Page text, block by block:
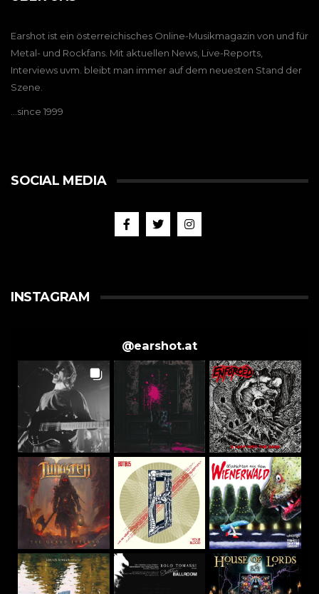
Earshot ist ein österreichisches Online-Musikmagazin von und für
Metal- und Rockfans. Mit aktuellen News, Live-Reports,
Interviews uvm. bleibt man immer auf dem neuesten Stand der
Szene.
…since 1999
SOCIAL MEDIA
INSTAGRAM
@earshot.at